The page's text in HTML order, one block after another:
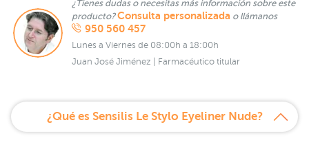
¿Tienes dudas o necesitas más información sobre este
producto?Consulta personalizada o llámanos
950 560 457
Lunes a Viernes de 08:00h a 18:00h
Juan José Jiménez | Farmacéutico titular
¿Qué es Sensilis Le Stylo Eyeliner Nude?